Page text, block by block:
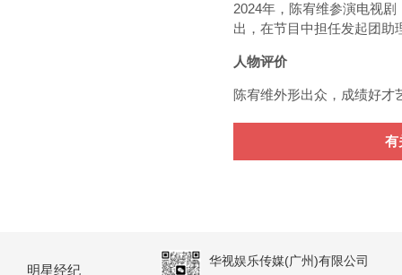
2024年，陈宥维参演电视
出，在节目中担任发起团助
人物评价
陈宥维外形出众，成绩好才
有
明星经纪
华视娱乐传媒(广州)有限公司